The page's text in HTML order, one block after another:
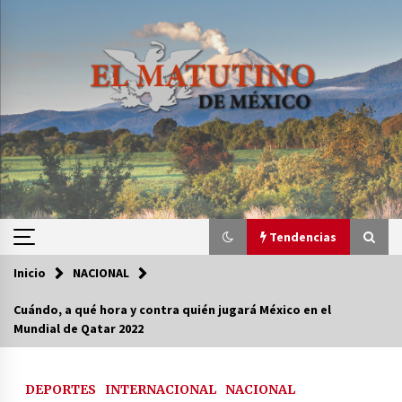
Tendencias
Tendencias
Inicio NACIONAL
Cuándo, a qué hora y contra quién jugará México en el
Mundial de Qatar 2022
DEPORTES INTERNACIONAL NACIONAL